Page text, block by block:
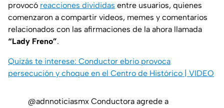
provocó reacciones divididas entre usuarios, quienes
comenzaron a compartir videos, memes y comentarios
relacionados con las afirmaciones de la ahora llamada
“Lady Freno”.
Quizás te interese: Conductor ebrio provoca
persecución y choque en el Centro de Histórico | VIDEO
@adnnoticiasmx Conductora agrede a